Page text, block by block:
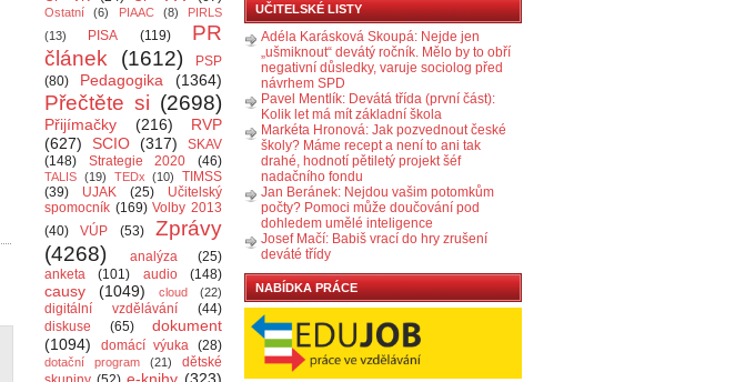
Ostatní (6) PIAAC (8)
PIRLS
(13)
PISA (119)
PR
článek
(1612)
PSP
(80)
Pedagogika (1364)
Přečtěte si (2698)
Přijímačky (216)
RVP
(627)
SCIO (317)
SKAV
(148)
Strategie 2020 (46)
TALIS (19) TEDx (10)
TIMSS
(39)
UJAK (25)
Učitelský
spomocník (169) Volby 2013
(40)
VÚP (53)
Zprávy
(4268)
analýza
(25)
anketa
(101) audio (148)
causy (1049) cloud (22)
digitální vzdělávání
(44)
diskuse
(65)
dokument
(1094)
domácí výuka (28)
dotační program (21)
dětské
UČITELSKÉ LISTY
Adéla Karásková Skoupá: Nejde jen
„ušmiknout“ devátý ročník. Mělo by to obří
negativní důsledky, varuje sociolog před
návrhem SPD
Pavel Mentlík: Devátá třída (první část):
Kolik let má mít základní škola
Markéta Hronová: Jak pozvednout české
školy? Máme recept a není to ani tak
drahé, hodnotí pětiletý projekt šéf
nadačního fondu
Jan Beránek: Nejdou vašim potomkům
počty? Pomoci může doučování pod
dohledem umělé inteligence
Josef Mačí: Babiš vrací do hry zrušení
deváté třídy
NABÍDKA PRÁCE